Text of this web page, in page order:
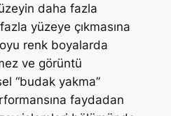
daha fazla
yüzeye çıkmasına
renk boyalarda
ve görüntü
“budak yakma”
faydadan